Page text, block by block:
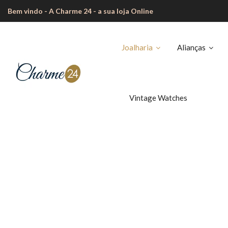
Bem vindo - A Charme 24 - a sua loja Online
Joalharia Alianças
Vintage Watches